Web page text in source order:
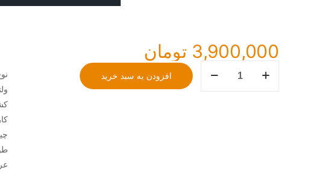
3,900,000 تومان
طول:
عرض:
افزودن به سبد خرید